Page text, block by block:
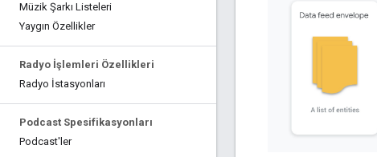
Müzik Şarkı Listeleri
Yaygın Özellikler
Radyo İşlemleri Özellikleri
Radyo İstasyonları
Podcast Spesifikasyonları
Podcast'ler